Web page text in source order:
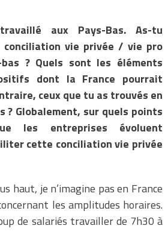
aux Pays-Bas. As-tu
conciliation vie privée / vie pro
? Quels sont les éléments
dont la France pourrait
ceux que tu as trouvés en
? Globalement, sur quels points
les entreprises évoluent
cette conciliation vie privée
haut, je n’imagine pas en France
les amplitudes horaires.
de salariés travailler de 7h30 à